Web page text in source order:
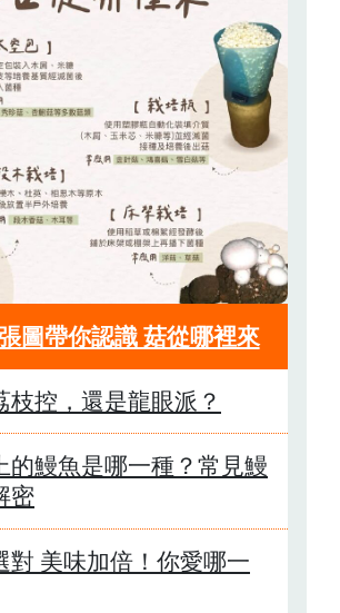
圖帶你認識 菇從哪裡來
枝控，還是龍眼派？
的鰻魚是哪一種？常見鰻
密
對 美味加倍！你愛哪一